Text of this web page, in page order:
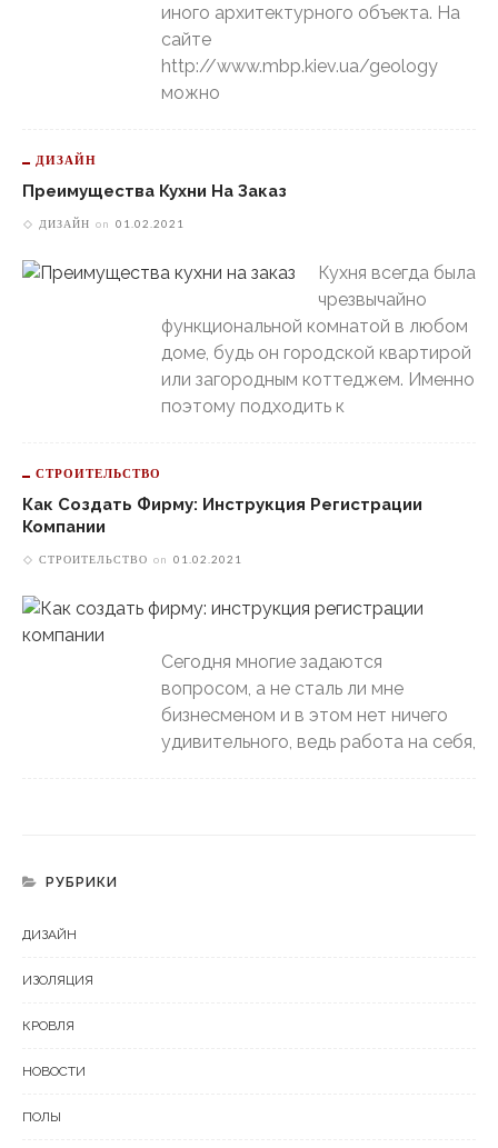
иного архитектурного объекта. На
сайте
http://www.mbp.kiev.ua/geology
можно
ДИЗАЙН
Преимущества Кухни На Заказ
ДИЗАЙН on 01.02.2021
Кухня всегда была
чрезвычайно
функциональной комнатой в любом
доме, будь он городской квартирой
или загородным коттеджем. Именно
поэтому подходить к
СТРОИТЕЛЬСТВО
Как Создать Фирму: Инструкция Регистрации
Компании
СТРОИТЕЛЬСТВО on 01.02.2021
Сегодня многие задаются
вопросом, а не сталь ли мне
бизнесменом и в этом нет ничего
удивительного, ведь работа на себя,
РУБРИКИ
ДИЗАЙН
ИЗОЛЯЦИЯ
КРОВЛЯ
НОВОСТИ
ПОЛЫ